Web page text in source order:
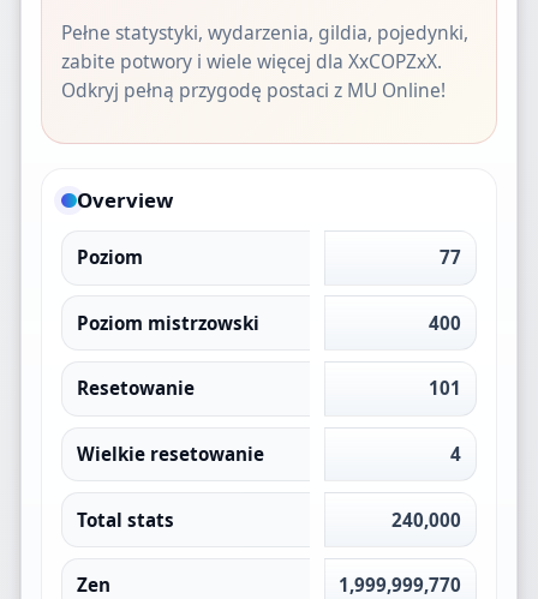
Pełne statystyki, wydarzenia, gildia, pojedynki,
zabite potwory i wiele więcej dla XxCOPZxX.
Odkryj pełną przygodę postaci z MU Online!
Overview
Poziom 77
Poziom mistrzowski 400
Resetowanie 101
Wielkie resetowanie 4
Total stats 240,000
Zen 1,999,999,770